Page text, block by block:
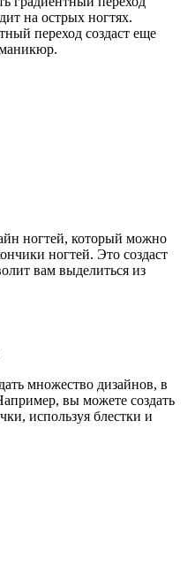
на острых ногтях.
переход создаст еще
ногтей, который можно
ногтей. Это создаст
вам выделиться из
множество дизайнов, в
вы можете создать
используя блестки и